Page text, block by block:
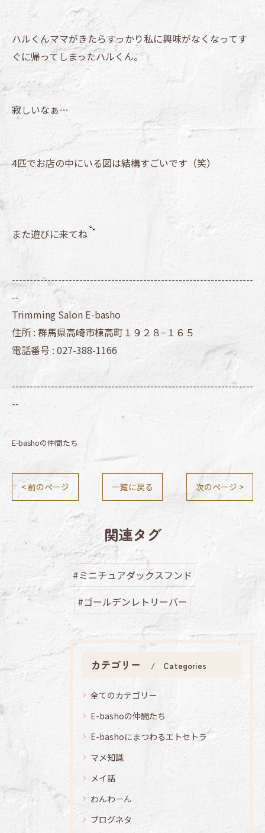
ハルくんママがきたらすっかり私に興味がなくなってす
ぐに帰ってしまったハルくん。
寂しいなぁ…
4匹でお店の中にいる図は結構すごいです（笑）
また遊びに来てね
--------------------------------------------------------------------
--
Trimming Salon E-basho
住所 : 群馬県高崎市棟高町１９２８−１６５
電話番号 : 027-388-1166
--------------------------------------------------------------------
--
E-bashoの仲間たち
< 前のページ 一覧に戻る 次のページ >
関連タグ
#ミニチュアダックスフンド
#ゴールデンレトリーバー
カテゴリー Categories
全てのカテゴリー
E-bashoの仲間たち
E-bashoにまつわるエトセトラ
マメ知識
メイ話
わんわーん
ブログネタ